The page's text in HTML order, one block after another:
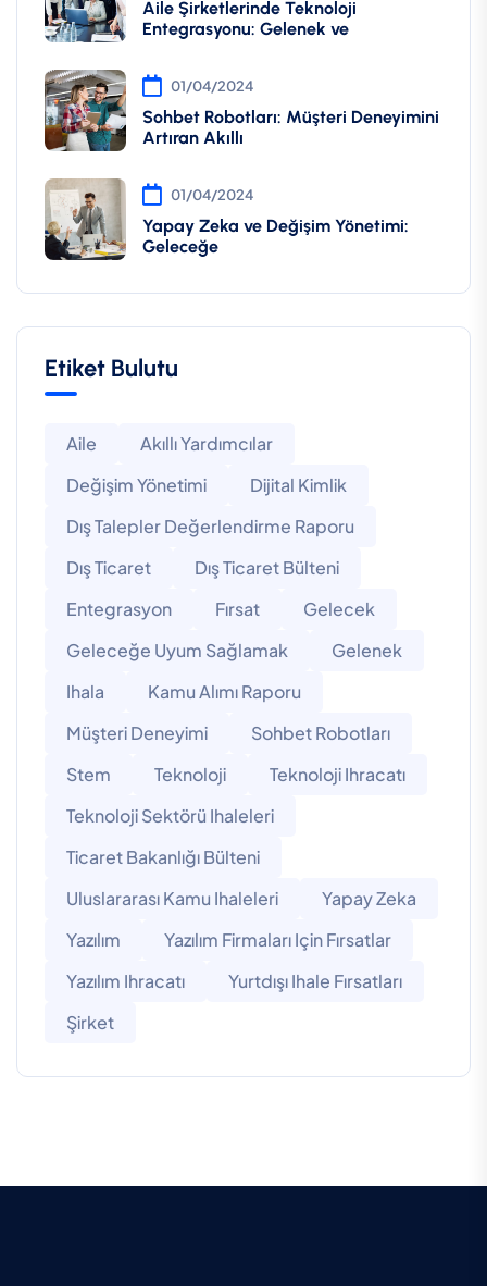
Aile Şirketlerinde Teknoloji
Entegrasyonu: Gelenek ve
01/04/2024
Sohbet Robotları: Müşteri Deneyimini
Artıran Akıllı
01/04/2024
Yapay Zeka ve Değişim Yönetimi:
Geleceğe
Etiket Bulutu
Aile
Akıllı Yardımcılar
Değişim Yönetimi
Dijital Kimlik
Dış Talepler Değerlendirme Raporu
Dış Ticaret
Dış Ticaret Bülteni
Entegrasyon
Fırsat
Gelecek
Geleceğe Uyum Sağlamak
Gelenek
Ihala
Kamu Alımı Raporu
Müşteri Deneyimi
Sohbet Robotları
Stem
Teknoloji
Teknoloji Ihracatı
Teknoloji Sektörü Ihaleleri
Ticaret Bakanlığı Bülteni
Uluslararası Kamu Ihaleleri
Yapay Zeka
Yazılım
Yazılım Firmaları Için Fırsatlar
Yazılım Ihracatı
Yurtdışı Ihale Fırsatları
Şirket